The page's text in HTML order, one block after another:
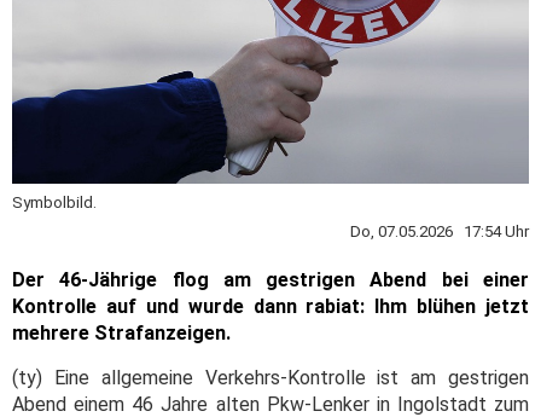
Symbolbild.
Do, 07.05.2026 17:54 Uhr
Der 46-Jährige flog am gestrigen Abend bei einer
Kontrolle auf und wurde dann rabiat: Ihm blühen jetzt
mehrere Strafanzeigen.
(ty) Eine allgemeine Verkehrs-Kontrolle ist am gestrigen
Abend einem 46 Jahre alten Pkw-Lenker in Ingolstadt zum